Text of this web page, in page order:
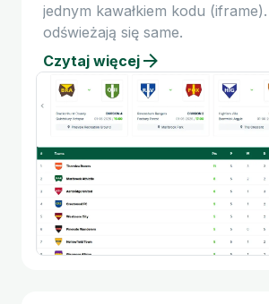
jednym kawałkiem kodu
odświeżają się same.
Czytaj więcej